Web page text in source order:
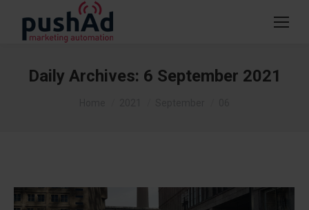
Daily Archives: 6 September 2021